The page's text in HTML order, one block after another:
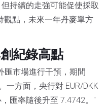
持續的走強可能促使採取
觀點，未來一年丹麥單方
紀錄高點
匯市場進行干預，期間
一方面，央行對 EUR/DKK
匯率隨後升至 7.4742。"